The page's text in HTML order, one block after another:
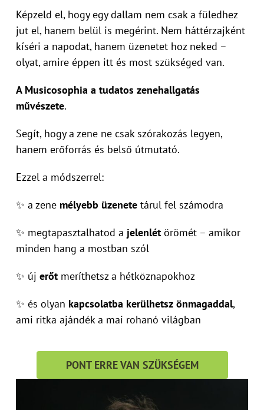
Képzeld el, hogy egy dallam nem csak a füledhez
jut el, hanem belül is megérint. Nem háttérzajként
kíséri a napodat, hanem üzenetet hoz neked –
olyat, amire éppen itt és most szükséged van.
A Musicosophia a tudatos zenehallgatás
művészete.
Segít, hogy a zene ne csak szórakozás legyen,
hanem erőforrás és belső útmutató.
Ezzel a módszerrel:
✨ a zene mélyebb üzenete tárul fel számodra
✨ megtapasztalhatod a jelenlét örömét – amikor
minden hang a mostban szól
✨ újerőt meríthetsz a hétköznapokhoz
✨ és olyan kapcsolatba kerülhetsz önmagaddal,
ami ritka ajándék a mai rohanó világban
PONT ERRE VAN SZÜKSÉGEM